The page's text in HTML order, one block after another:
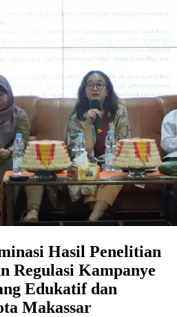
Hasil Penelitian
Regulasi Kampanye
Edukatif dan
Makassar